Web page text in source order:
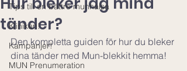
Tips till en bättre munhälsa
Kliniken!
Kampanjer!
MUN Prenumeration
tänder?
Den kompletta guiden för hur du bleker
dina tänder med Mun-blekkit hemma!